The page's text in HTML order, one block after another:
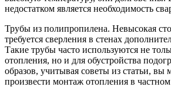
недостатком является необходимость
Трубы из полипропилена. Невысокая
требуется сверления в стенах
Такие трубы часто используются не
отопления, но и для обустройства
образов, учитывая советы из статьи, вы
произвести монтаж отопления в